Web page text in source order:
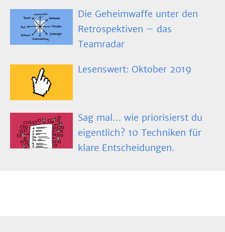
Die Geheimwaffe unter den
Retrospektiven – das
Teamradar
Lesenswert: Oktober 2019
Sag mal… wie priorisierst du
eigentlich? 10 Techniken für
klare Entscheidungen.